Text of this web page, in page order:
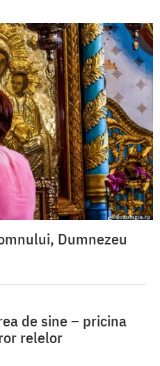
Dumnezeu
de sine – pricina
relelor